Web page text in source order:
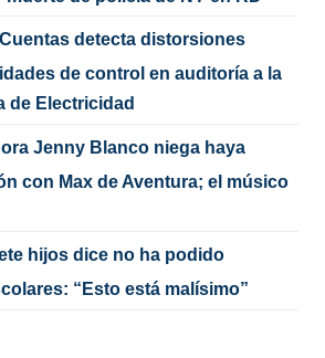
detecta distorsiones
de control en auditoría a la
de Electricidad
Jenny Blanco niega haya
con Max de Aventura; el músico
hijos dice no ha podido
“Esto está malísimo”